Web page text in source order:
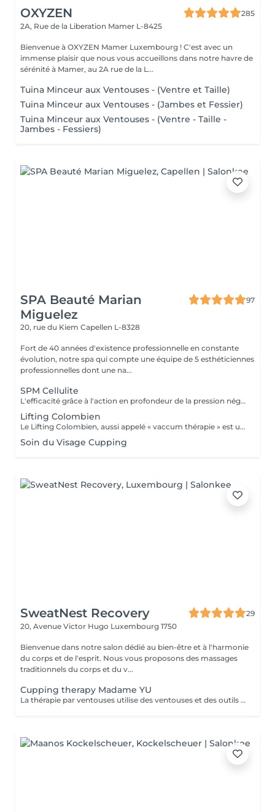
OXYZEN
285
2A, Rue de la Liberation Mamer L-8425
Bienvenue à OXYZEN Mamer Luxembourg ! C'est avec un
immense plaisir que nous vous accueillons dans notre havre de
sérénité à Mamer, au 2A rue de la L...
Tuina Minceur aux Ventouses - (Ventre et Taille)
Tuina Minceur aux Ventouses - (Jambes et Fessier)
Tuina Minceur aux Ventouses - (Ventre - Taille -
Jambes - Fessiers)
SPA Beauté Marian
Miguelez
97
20, rue du Kiem Capellen L-8328
Fort de 40 années d'existence professionnelle en constante
évolution, notre spa qui compte une équipe de 5 esthéticiennes
professionnelles dont une na...
SPM Cellulite
L'efficacité grâce à l'action en profondeur de la pression négative. Technique originale du "palper - rouler" Drainage, régénération et raffermissement des tissus du visage, du buste et du corps. Pour tous types de peaux. Traitements spécifiques contre les vergetures, la cellulite et bien d'autres. Maîtriser peau d'orange, culotte de cheval et tissus conjonctif faible grâce au SPM Digital ! Le SPM le multi -talent dont on ne peut plus se passer. Raffermir et regalber la poitrine sans appel à la chirurgie, l'un des nombreux traitements spécifiques.
Lifting Colombien
Le Lifting Colombien, aussi appelé « vaccum thérapie » est une technique non chirurgicale, pratiquée à l'aide de ventouses qui exercent une aspiration pour casser les dépôts de cellulite et de graisse, éliminer les toxines, améliorer le drainage et restaurer l'élasticité de la peau.
Soin du Visage Cupping
SweatNest Recovery
29
20, Avenue Victor Hugo Luxembourg 1750
Bienvenue dans notre salon dédié au bien-être et à l'harmonie
du corps et de l'esprit. Nous vous proposons des massages
traditionnels du corps et du v...
Cupping therapy Madame YU
La thérapie par ventouses utilise des ventouses et des outils qui, par combustion, expulsent l'air de l'intérieur des ventouses, créant une pression négative qui permet aux ventouses d'adhérer aux points d'acupuncture ou à la surface de la peau où la thérapie par ventouses doit être effectuée, produisant ainsi une stimulation. Pour ce faire, à la fois en prévention et en traitement, la peau au niveau du site d'application des ventouses devient congestionnée et il y a stase sanguine Cupping therapy uses cups and tools employing combustion to expel air from inside the cups, creating negative pressure that causes the cups to adhere to acuponts or the skin surface where cupping is to be performed, thus producing stimulation,to achieve both prevention and treatment, the skin at the cupping site will become congested,and blood stasis.